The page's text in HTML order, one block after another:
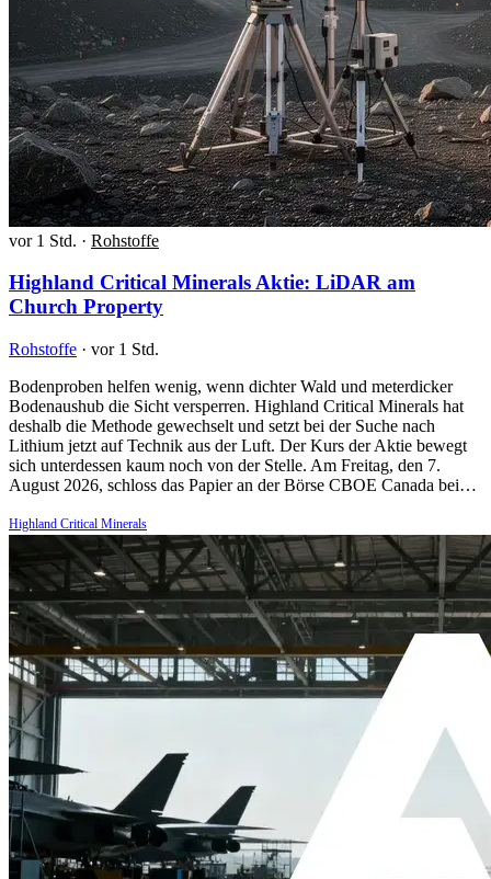
vor 1 Std. · Rohstoffe
Highland Critical Minerals Aktie: LiDAR am
Church Property
Rohstoffe · vor 1 Std.
Bodenproben helfen wenig, wenn dichter Wald und meterdicker
Bodenaushub die Sicht versperren. Highland Critical Minerals hat
deshalb die Methode gewechselt und setzt bei der Suche nach
Lithium jetzt auf Technik aus der Luft. Der Kurs der Aktie bewegt
sich unterdessen kaum noch von der Stelle. Am Freitag, den 7.
August 2026, schloss das Papier an der Börse CBOE Canada bei…
Highland Critical Minerals